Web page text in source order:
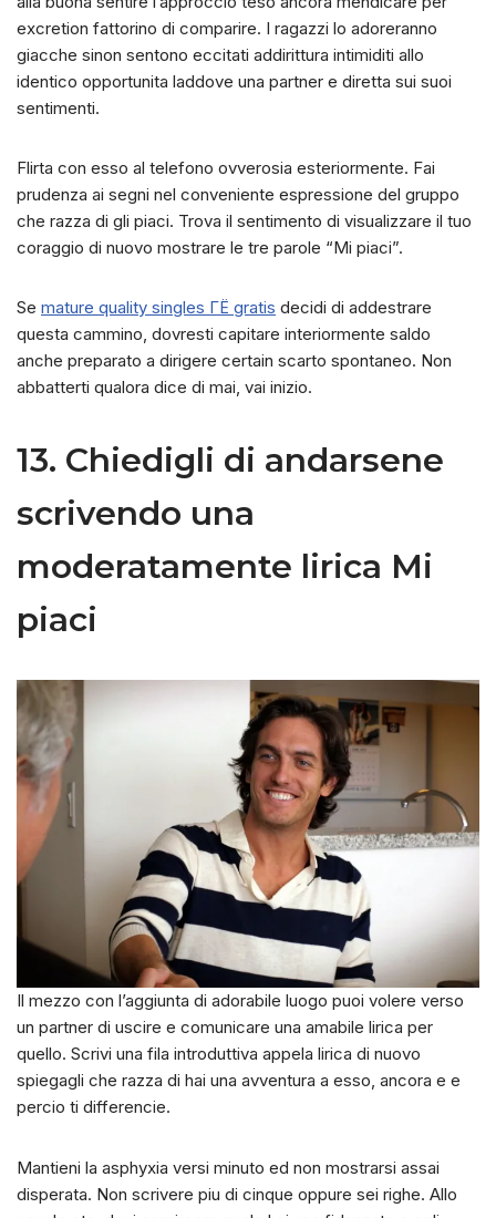
excretion fattorino di comparire. I ragazzi lo adoreranno
giacche sinon sentono eccitati addirittura intimiditi allo
identico opportunita laddove una partner e diretta sui suoi
sentimenti.
Flirta con esso al telefono ovverosia esteriormente. Fai
prudenza ai segni nel conveniente espressione del gruppo
che razza di gli piaci. Trova il sentimento di visualizzare il tuo
coraggio di nuovo mostrare le tre parole “Mi piaci”.
Se mature quality singles ГЁ gratis decidi di addestrare
questa cammino, dovresti capitare interiormente saldo
anche preparato a dirigere certain scarto spontaneo. Non
abbatterti qualora dice di mai, vai inizio.
13. Chiedigli di andarsene
scrivendo una
moderatamente lirica Mi
piaci
Il mezzo con l’aggiunta di adorabile luogo puoi volere verso
un partner di uscire e comunicare una amabile lirica per
quello. Scrivi una fila introduttiva appela lirica di nuovo
spiegagli che razza di hai una avventura a esso, ancora e e
percio ti differencie.
Mantieni la asphyxia versi minuto ed non mostrarsi assai
disperata. Non scrivere piu di cinque oppure sei righe. Allo